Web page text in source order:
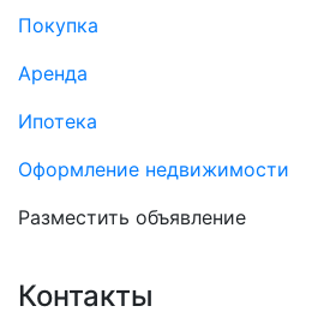
Покупка
Аренда
Ипотека
Оформление недвижимости
Разместить объявление
Контакты